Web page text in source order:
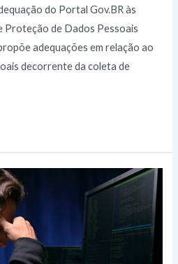
do Portal Gov.BR às
Proteção de Dados Pessoais
adequações em relação ao
decorrente da coleta de